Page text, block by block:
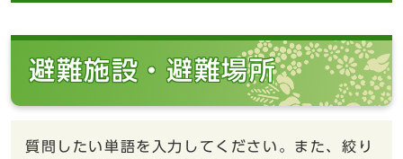
避難施設・避難場所
質問したい単語を入力してください。また、絞り